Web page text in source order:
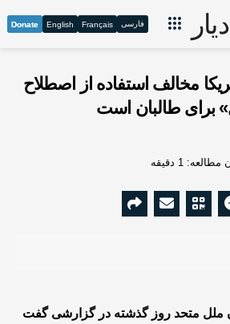
فارسی Français
English
Donate
مخالف استفاده از اصطلاح
برای طالبان است
1 دقیقه
ملل متحد روز گذشته در گزارشی گفت